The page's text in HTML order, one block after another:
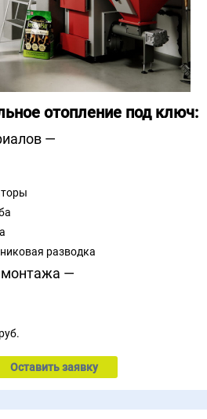
отопление под ключ:
—
разводка
монтажа —
руб.
Оставить заявку